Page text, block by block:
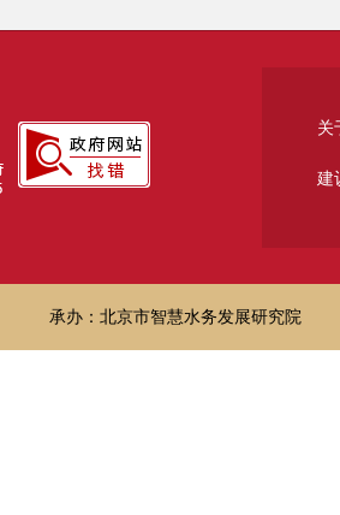
关
建
承办：北京市智慧水务发展研究院